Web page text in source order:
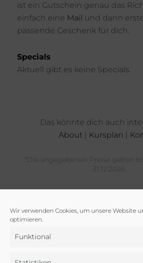
Wir verwenden Cookies, um unsere Website
optimieren.
Funktional
ist ein Gutschein genau das
einfach eine Mail und dann
passende Geschenk für dich.
Specials
Aktuell gibt es keine Specials.
Das könnte dich auch
About | Kursplan |
*Die angegebenen Preise gelten
31.12.2026.